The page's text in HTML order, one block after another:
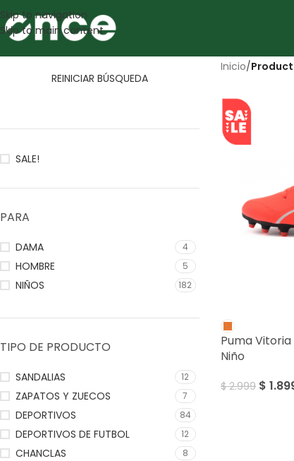
Skip to navigation
Skip to main content
REINICIAR BÚSQUEDA
SALE!
PARA
DAMA 4
HOMBRE 5
NIÑOS 182
TIPO DE PRODUCTO
SANDALIAS 12
ZAPATOS Y ZUECOS 7
DEPORTIVOS 84
DEPORTIVOS DE FUTBOL 12
CHANCLAS 8
Inicio/
Puma
Niño
$2.999 $